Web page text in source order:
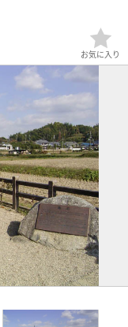
お気に入り